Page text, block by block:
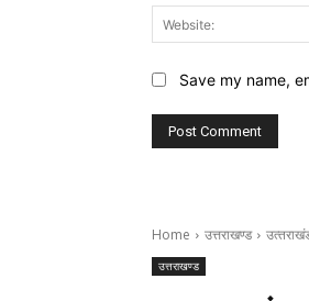
Save my name,